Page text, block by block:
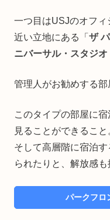
一つ目はUSJのオフ
近い立地にある「 ザ
ニバーサル・スタジ
管理人がお勧めする部
このタイプの部屋に
見ることができること
そして高層階に宿泊
られたりと、解放感も
パークフロ